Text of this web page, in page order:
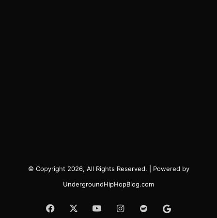
© Copyright 2026, All Rights Reserved. | Powered by
UndergroundHipHopBlog.com
Facebook YouTubeInstagram
SpotifyGoogle